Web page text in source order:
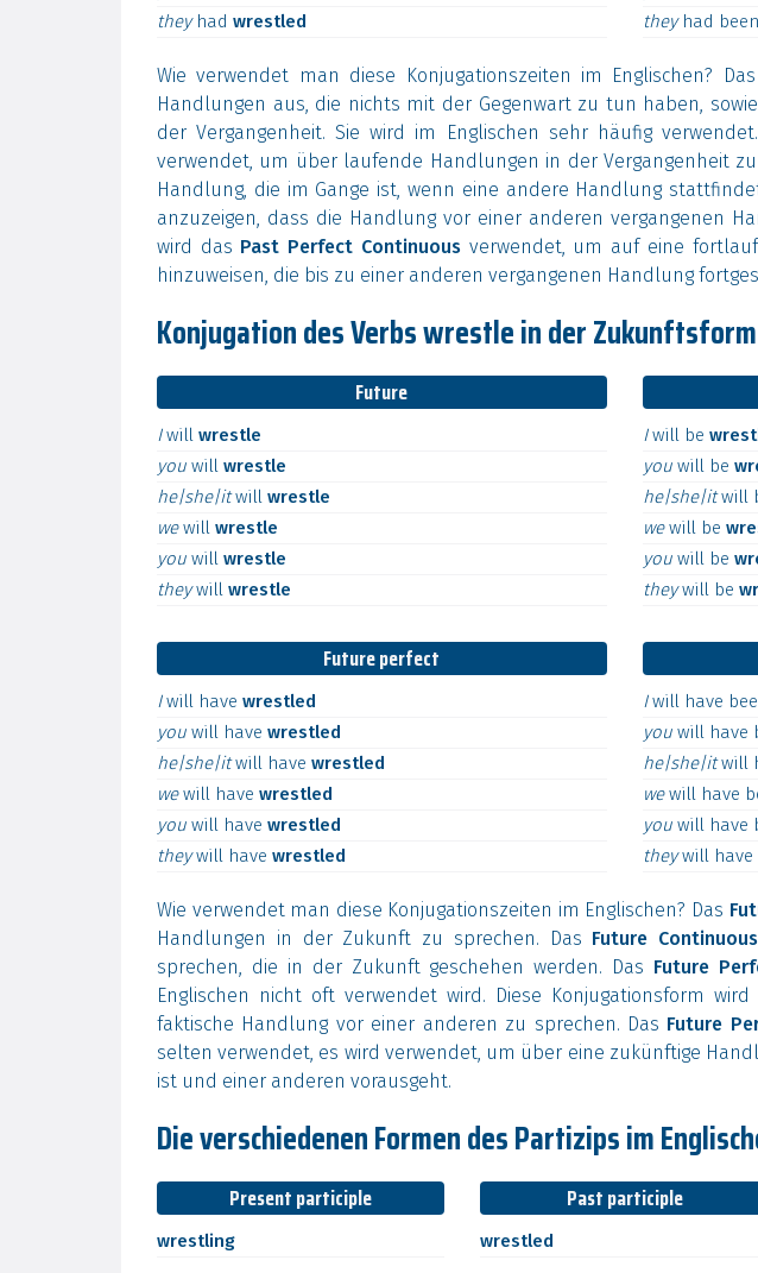
they had wrestled
they had been
Wie verwendet man diese Konjugationszeiten im Englischen?
Handlungen aus, die nichts mit der Gegenwart zu tun haben,
der Vergangenheit. Sie wird im Englischen sehr häufig
verwendet, um über laufende Handlungen in der Vergangenheit
Handlung, die im Gange ist, wenn eine andere Handlung
anzuzeigen, dass die Handlung vor einer anderen vergangenen
wird das Past Perfect Continuousverwendet, um auf eine
hinzuweisen, die bis zu einer anderen vergangenen Handlung
Konjugation des Verbs wrestle in der
Future
Iwill wrestle
you will wrestle
he|she|itwill wrestle
wewill wrestle
you will wrestle
theywill wrestle
Iwill be
you will be
he|she|itwill
wewill be
you will be
theywill be
Future perfect
Iwill have wrestled
you will have wrestled
he|she|itwill have wrestled
wewill have wrestled
you will have wrestled
theywill have wrestled
Iwill have
you will have
he|she|itwill
wewill have
you will have
theywill have
Wie verwendet man diese Konjugationszeiten im Englischen? Das
Handlungen in der Zukunft zu sprechen. Das Future Continuous
sprechen, die in der Zukunft geschehen werden. Das Future
Englischen nicht oft verwendet wird. Diese Konjugationsform
faktische Handlung vor einer anderen zu sprechen. Das Future
selten verwendet, es wird verwendet, um über eine zukünftige
ist und einer anderen vorausgeht.
Die verschiedenen Formen des Partizips im
Present participle
wrestling
Past participle
wrestled